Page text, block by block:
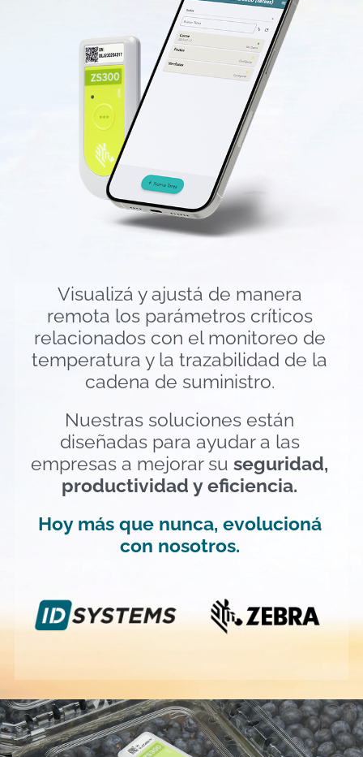
Visualizá y ajustá de manera
remota los parámetros críticos
relacionados con el monitoreo de
temperatura y la trazabilidad de la
cadena de suministro.
Nuestras soluciones están
diseñadas para ayudar a las
empresas a mejorar su seguridad,
productividad y eficiencia.
Hoy más que nunca, evolucioná
con nosotros.